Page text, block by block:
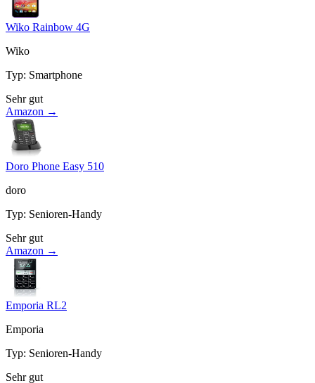
Wiko Rainbow 4G
Wiko
Typ: Smartphone
Sehr gut
Amazon →
Doro Phone Easy 510
doro
Typ: Senioren-Handy
Sehr gut
Amazon →
Emporia RL2
Emporia
Typ: Senioren-Handy
Sehr gut